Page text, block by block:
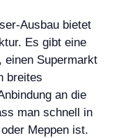
Ausbau bietet
Es gibt eine
einen Supermarkt
breites
an die
man schnell in
Meppen ist.